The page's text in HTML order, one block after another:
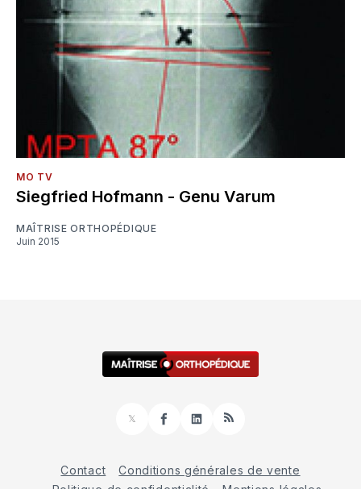
MO TV
Siegfried Hofmann - Genu Varum
MAÎTRISE ORTHOPÉDIQUE
Juin 2015
𝕏
FacebookLinkedInRSS
Contact
Conditions générales de vente